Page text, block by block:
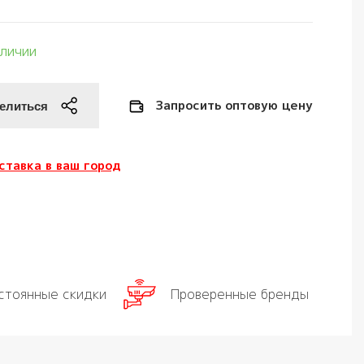
Запросить оптовую цену
в ваш город
скидки Проверенные бренды